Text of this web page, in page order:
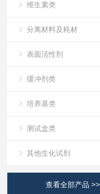
维生素类
分离材料及耗材
表面活性剂
缓冲剂类
培养基类
测试盒类
其他生化试剂
查看全部产品 >>